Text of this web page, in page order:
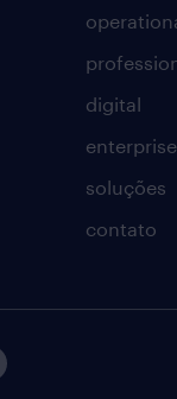
digital
enterprise
soluções
contato